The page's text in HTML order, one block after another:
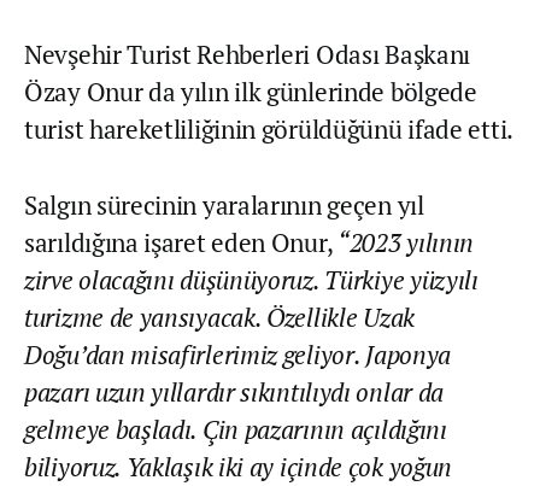
Nevşehir Turist Rehberleri Odası Başkanı
Özay Onur da yılın ilk günlerinde bölgede
turist hareketliliğinin görüldüğünü ifade etti.
Salgın sürecinin yaralarının geçen yıl
sarıldığına işaret eden Onur, “2023 yılının
zirve olacağını düşünüyoruz. Türkiye yüzyılı
turizme de yansıyacak. Özellikle Uzak
Doğu’dan misafirlerimiz geliyor. Japonya
pazarı uzun yıllardır sıkıntılıydı onlar da
gelmeye başladı. Çin pazarının açıldığını
biliyoruz. Yaklaşık iki ay içinde çok yoğun